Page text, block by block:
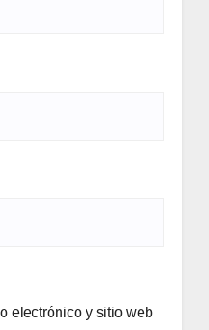
electrónico y sitio web